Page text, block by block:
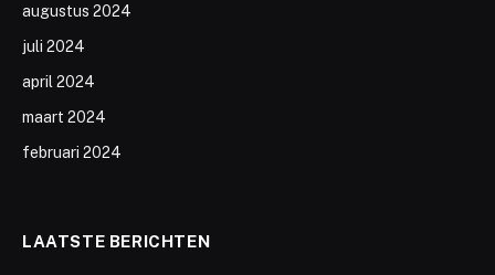
augustus 2024
juli 2024
april 2024
maart 2024
februari 2024
LAATSTE BERICHTEN